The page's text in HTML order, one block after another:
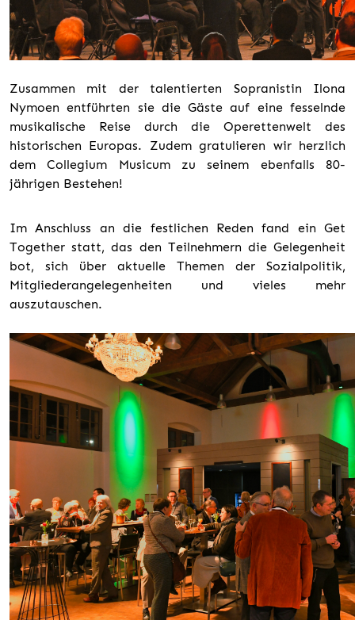
Zusammen mit der talentierten Sopranistin Ilona
Nymoen entführten sie die Gäste auf eine fesselnde
musikalische Reise durch die Operettenwelt des
historischen Europas. Zudem gratulieren wir herzlich
dem Collegium Musicum zu seinem ebenfalls 80-
jährigen Bestehen!
Im Anschluss an die festlichen Reden fand ein Get
Together statt, das den Teilnehmern die Gelegenheit
bot, sich über aktuelle Themen der Sozialpolitik,
Mitgliederangelegenheiten und vieles mehr
auszutauschen.